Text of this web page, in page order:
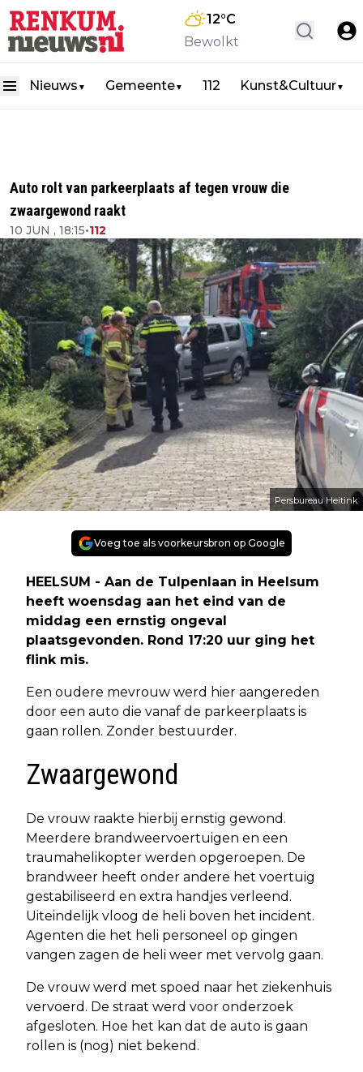
12°C
Bewolkt
Nieuws ▼ Gemeente▼ 112 Kunst&Cultuur▼
Auto rolt van parkeerplaats af tegen vrouw die
zwaargewond raakt
10 JUN , 18:15•112
Persbureau Heitink
Voeg toe als voorkeursbron op Google
HEELSUM - Aan de Tulpenlaan in Heelsum
heeft woensdag aan het eind van de
middag een ernstig ongeval
plaatsgevonden. Rond 17:20 uur ging het
flink mis.
Een oudere mevrouw werd hier aangereden
door een auto die vanaf de parkeerplaats is
gaan rollen. Zonder bestuurder.
Zwaargewond
De vrouw raakte hierbij ernstig gewond.
Meerdere brandweervoertuigen en een
traumahelikopter werden opgeroepen. De
brandweer heeft onder andere het voertuig
gestabiliseerd en extra handjes verleend.
Uiteindelijk vloog de heli boven het incident.
Agenten die het heli personeel op gingen
vangen zagen de heli weer met vervolg gaan.
De vrouw werd met spoed naar het ziekenhuis
vervoerd. De straat werd voor onderzoek
afgesloten. Hoe het kan dat de auto is gaan
rollen is (nog) niet bekend.